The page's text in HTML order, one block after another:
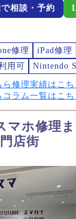
相談・予約
修理
iPad修理
用可
Nintendo
修理実績はこち
コラム一覧はこち
マホ修理
店街